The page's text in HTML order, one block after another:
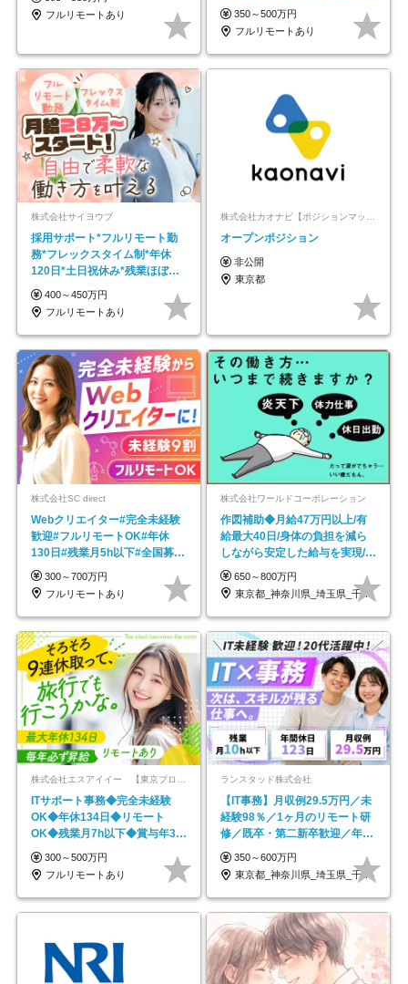
フルリモートあり
以上
350～500万円
フルリモートあり
株式会社サイヨウブ
採用サポート*フルリモート勤
務*フレックスタイム制*年休
120日*土日祝休み*残業ほぼな
し*育児中社員8割以上
400～450万円
フルリモートあり
株式会社カオナビ【ポジションマッチ登録】
オープンポジション
非公開
東京都
株式会社SC direct
Webクリエイター#完全未経験
歓迎#フルリモートOK#年休
130日#残業月5h以下#全国募集
#最大1年の研修
300～700万円
フルリモートあり
株式会社ワールドコーポレーション
作図補助◆月給47万円以上/有
給最大40日/身体の負担を減ら
しながら安定した給与を実現/転
勤なし/p10
650～800万円
東京都_神奈川県_埼玉県_千葉県_大阪府…
株式会社エスアイイー 【東京プロマーケット上場】
ITサポート事務◆完全未経験
OK◆年休134日◆リモート
OK◆残業月7h以下◆賞与年3回
◆5年目まで必ず昇給
300～500万円
フルリモートあり
ランスタッド株式会社
【IT事務】月収例29.5万円／未
経験98％／1ヶ月のリモート研
修／既卒・第二新卒歓迎／年間
休日123日/OW
350～600万円
東京都_神奈川県_埼玉県_千葉県_大阪府…